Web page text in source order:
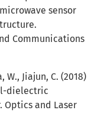
sensor
Communications
W., Jiajun, C. (2018)
dielectric
and Laser